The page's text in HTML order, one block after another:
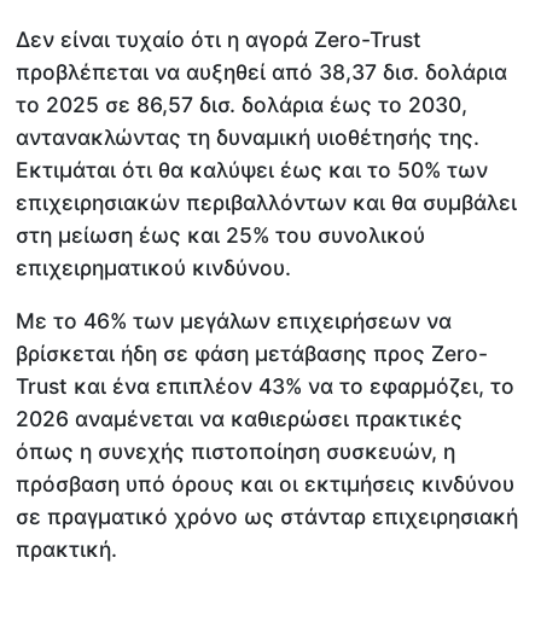
Δεν είναι τυχαίο ότι η αγορά Zero-Trust
προβλέπεται να αυξηθεί από 38,37 δισ. δολάρια
το 2025 σε 86,57 δισ. δολάρια έως το 2030,
αντανακλώντας τη δυναμική υιοθέτησής της.
Εκτιμάται ότι θα καλύψει έως και το 50% των
επιχειρησιακών περιβαλλόντων και θα συμβάλει
στη μείωση έως και 25% του συνολικού
επιχειρηματικού κινδύνου.
Με το 46% των μεγάλων επιχειρήσεων να
βρίσκεται ήδη σε φάση μετάβασης προς Zero-
Trust και ένα επιπλέον 43% να το εφαρμόζει, το
2026 αναμένεται να καθιερώσει πρακτικές
όπως η συνεχής πιστοποίηση συσκευών, η
πρόσβαση υπό όρους και οι εκτιμήσεις κινδύνου
σε πραγματικό χρόνο ως στάνταρ επιχειρησιακή
πρακτική.